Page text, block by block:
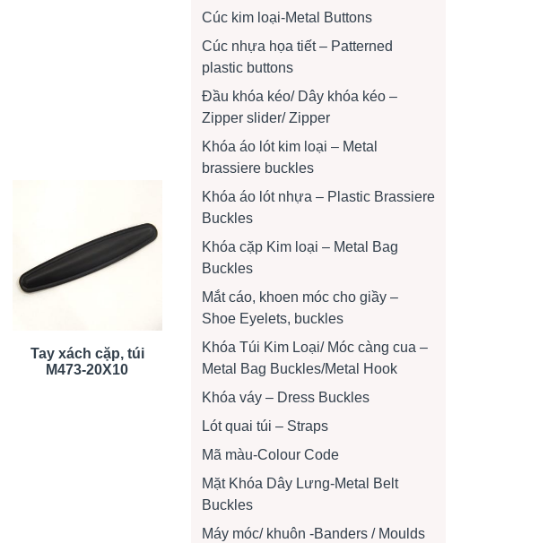
Tay xách cặp, túi
M473-20X10
Cúc kim loại-Metal Buttons
Cúc nhựa họa tiết – Patterned
plastic buttons
Đầu khóa kéo/ Dây khóa kéo –
Zipper slider/ Zipper
Khóa áo lót kim loại – Metal
brassiere buckles
Khóa áo lót nhựa – Plastic Brassiere
Buckles
Khóa cặp Kim loại – Metal Bag
Buckles
Mắt cáo, khoen móc cho giầy –
Shoe Eyelets, buckles
Khóa Túi Kim Loại/ Móc càng cua –
Metal Bag Buckles/Metal Hook
Khóa váy – Dress Buckles
Lót quai túi – Straps
Mã màu-Colour Code
Mặt Khóa Dây Lưng-Metal Belt
Buckles
Máy móc/ khuôn -Banders / Moulds